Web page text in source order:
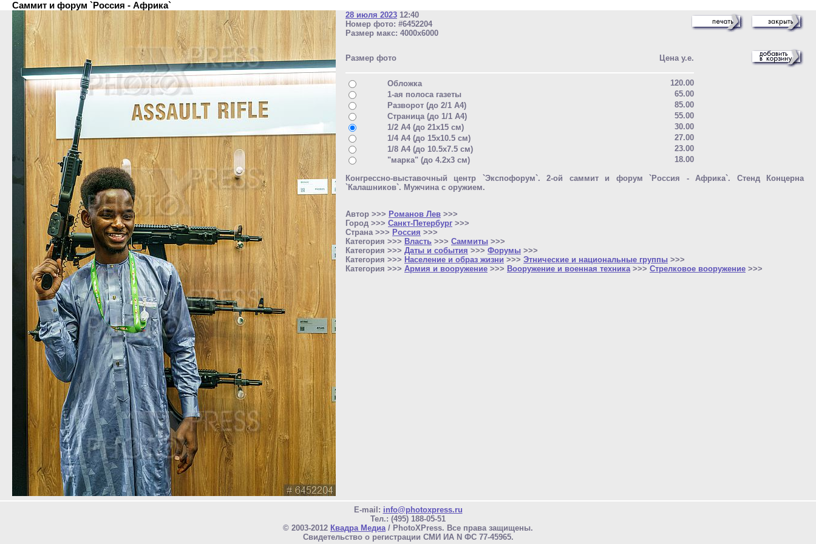
Cаммит и форум `Россия - Африка`
28 июля 2023 12:40
Номер фото: #6452204
Размер макс: 4000x6000
Размер фото Цена у.е.
Обложка
120.00
1-ая полоса газеты
65.00
Разворот (до 2/1 A4)
85.00
Страница (до 1/1 A4)
55.00
1/2 A4 (до 21x15 см)
30.00
1/4 A4 (до 15x10.5 см)
27.00
1/8 A4 (до 10.5x7.5 см)
23.00
"марка" (до 4.2x3 см)
18.00
Конгрессно-выставочный центр `Экспофорум`. 2-ой саммит и форум `Россия - Африка`. Стенд Концерна
`Калашников`. Мужчина с оружием.
Автор >>> Романов Лев >>>
Город >>> Санкт-Петербург >>>
Страна >>> Россия >>>
Категория >>> Власть >>> Саммиты >>>
Категория >>> Даты и события >>> Форумы >>>
Категория >>> Население и образ жизни >>> Этнические и национальные группы >>>
Категория >>> Армия и вооружение >>> Вооружение и военная техника >>> Стрелковое вооружение >>>
E-mail: info@photoxpress.ru
Тел.: (495) 188-05-51
© 2003-2012 Квадра Медиа/ PhotoXPress. Все права защищены.
Свидетельство о регистрации СМИ ИА N ФС 77-45965.